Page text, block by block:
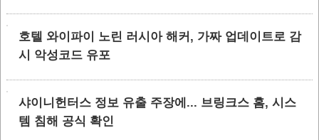
호텔 와이파이 노린 러시아 해커, 가짜 업데이트로 감
시 악성코드 유포
샤이니헌터스 정보 유출 주장에... 브링크스 홈, 시스
템 침해 공식 확인